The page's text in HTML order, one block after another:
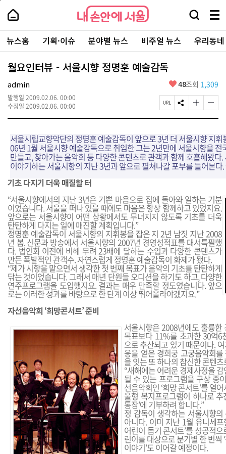
본
로
가
내
손
안
에
서
울
-
서
울
시
대
표
소
포
털
내
손
에
울
검
창
열
기
메
뉴
전
체
보
주
요
서
뉴스홈 기획·이슈 분야별 뉴스 비주얼 뉴스 우리동
월요인터뷰 - 서울시향 정명훈 예술감독
admin
발행일 2009.02.06. 00:00
수정일 2009.02.06. 00:00
좋
요
48조회 1,309
페
이
U
R
L
복
사
S
N
공
유
하
기
글
자
기
크
게
변
경
글
자
기
작
게
변
경
서울시립교향악단의 정명훈 예술감독이 앞으로 3년 더 서울시향 지휘
06년 1월 서울시향 예술감독으로 취임한 그는 2년만에 서울시향을 전
만들고, 찾아가는 음악회 등 다양한 콘텐츠로 관객과 함께 호흡해왔다
이야기하는 서울시향의 지난 3년과 앞으로 펼쳐나갈 포부를 들어본다
기초 다지기 더욱 매질할 터
“서울시향에서의 지난 3년은 기쁜 마음으로 집에 돌아와 일하는 기분
이었습니다. 서울을 떠나 있을 때에도 마음은 항상 함께하고 있었지요.
앞으로는 서울시향이 어떤 상황에서도 무너지지 않도록 기초를 더욱
탄탄하게 다지는 일에 매진할 계획입니다.”
정명훈 예술감독이 서울시향의 지휘봉을 잡은 지 2년 남짓 지난 2008
년 봄. 신문과 방송에서 서울시향의 2007년 경영성적표를 대서특필했
다. 법인화 이전에 비해 무려 23배에 달하는 수입과 다양한 콘텐츠가
만든 폭발적인 관객수. 자연스럽게 정명훈 예술감독이 화제가 됐다.
“제가 시향을 맡으면서 생각한 첫 번째 목표가 음악의 기초를 탄탄하게
닦는 것이었습니다. 그래서 매년 단원들 오디션을 하기도 하고, 다양한
연주프로그램을 도입했지요. 결과는 매우 만족할 정도였습니다. 앞으
로는 이러한 성과를 바탕으로 한 단계 이상 뛰어올라야겠지요.”
자선음악회 ‘희망콘서트’ 준비
서울시향은 2008년에도 훌륭한
목표보다 11%를 초과한 30억6
으로 추산되고 있기 때문이다.
응을 얻은 경희궁 고궁음악회
을 잇는 또 하나의 참신한 콘텐
“새해에는 어려운 경제사정을
될 수 있는 프로그램을 구상 중
선음악회인 ‘희망 콘서트’를 열
울형 복지프로그램이 하나로 추
통장’에 기부하려 합니다.”
정 감독이 생각하는 서울시향
아니다. 이미 지난 1월 유니세
어린이 돕기 콘서트’를 성공적
린이를 대상으로 분기별 한 번씩
이야기’도 이어갈 예정이다.
페
상
단
로